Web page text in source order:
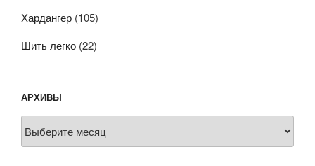
Хардангер (105)
Шить легко (22)
АРХИВЫ